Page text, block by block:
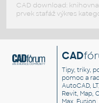
CAD download:
prvek stafáž výkres
CAD
Tipy, triky,
pomoc a
AutoCAD,
Revit, Map,